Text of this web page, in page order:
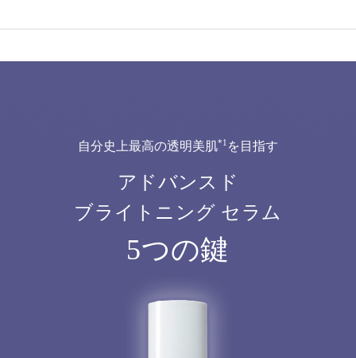
自分史上最高の透明美肌*1 を目指す
アドバンスド
ブライトニング セラム
5つの鍵